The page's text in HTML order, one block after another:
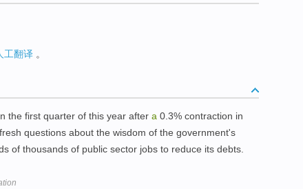
工翻译 。
the first quarter of this year after a 0.3% contraction in
questions about the wisdom of the government's
of thousands of public sector jobs to reduce its debts.